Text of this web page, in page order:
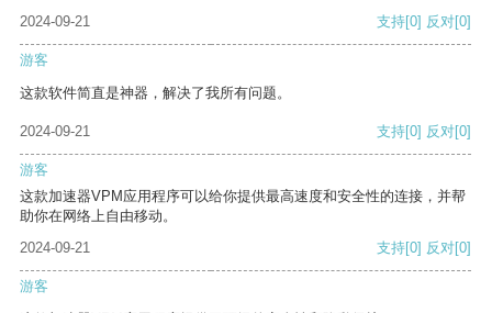
2024-09-21
支持[0] 反对[0]
游客
这款软件简直是神器，解决了我所有问题。
2024-09-21 支持[0] 反对[0]
游客
这款加速器VPM应用程序可以给你提供最高速度和安全性的连接，并帮
助你在网络上自由移动。
2024-09-21
支持[0] 反对[0]
游客